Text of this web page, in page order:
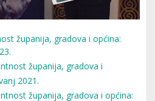
županija, gradova i općina:
županija, gradova i
2021.
županija, gradova i općina: